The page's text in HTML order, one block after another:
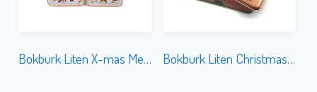
Bokburk Liten X-mas Melody Bokburk Liten Christmas Tree